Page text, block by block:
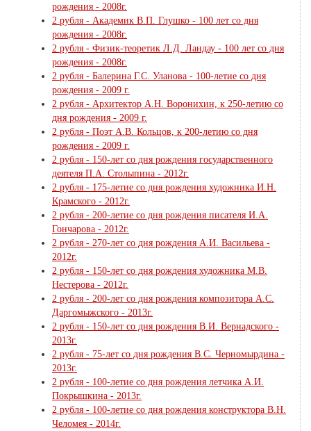
рождения - 2008г.
2 рубля - Академик В.П. Глушко - 100 лет со дня
рождения - 2008г.
2 рубля - Физик-теоретик Л.Д. Ландау - 100 лет со дня
рождения - 2008г.
2 рубля - Балерина Г.С. Уланова - 100-летие со дня
рождения - 2009 г.
2 рубля - Архитектор А.Н. Воронихин, к 250-летию со
дня рождения - 2009 г.
2 рубля - Поэт А.В. Кольцов, к 200-летию со дня
рождения - 2009 г.
2 рубля - 150-лет со дня рождения государственного
деятеля П.А. Столыпина - 2012г.
2 рубля - 175-летие со дня рождения художника И.Н.
Крамского - 2012г.
2 рубля - 200-летие со дня рождения писателя И.А.
Гончарова - 2012г.
2 рубля - 270-лет со дня рождения А.И. Васильева -
2012г.
2 рубля - 150-лет со дня рождения художника М.В.
Нестерова - 2012г.
2 рубля - 200-лет со дня рождения композитора А.С.
Даргомыжского - 2013г.
2 рубля - 150-лет со дня рождения В.И. Вернадского -
2013г.
2 рубля - 75-лет со дня рождения В.С. Черномырдина -
2013г.
2 рубля - 100-летие со дня рождения летчика А.И.
Покрышкина - 2013г.
2 рубля - 100-летие со дня рождения конструктора В.Н.
Челомея - 2014г.